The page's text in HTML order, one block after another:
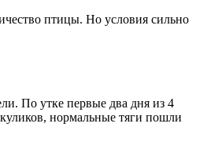
птицы. Но условия сильно
По утке первые два дня из 4
нормальные тяги пошли